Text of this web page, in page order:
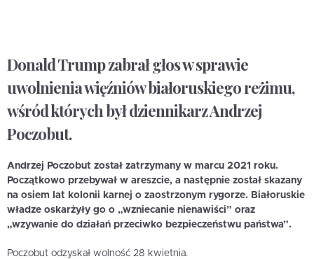
Donald Trump zabrał głos w sprawie
uwolnienia więźniów białoruskiego reżimu,
wśród których był dziennikarz Andrzej
Poczobut.
Andrzej Poczobut został zatrzymany w marcu 2021 roku.
Początkowo przebywał w areszcie, a następnie został skazany
na osiem lat kolonii karnej o zaostrzonym rygorze. Białoruskie
władze oskarżyły go o „wzniecanie nienawiści” oraz
„wzywanie do działań przeciwko bezpieczeństwu państwa”.
Poczobut odzyskał wolność 28 kwietnia.